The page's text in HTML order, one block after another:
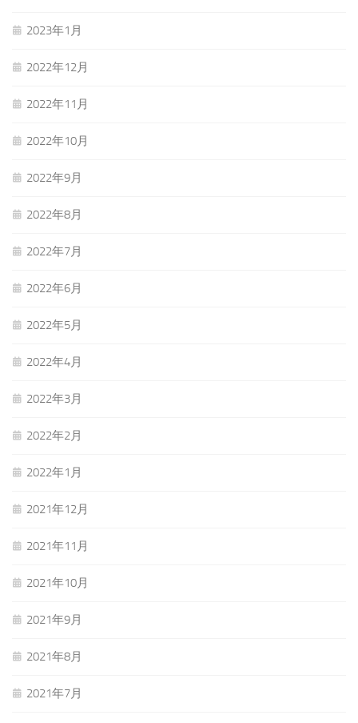
2023年1月
2022年12月
2022年11月
2022年10月
2022年9月
2022年8月
2022年7月
2022年6月
2022年5月
2022年4月
2022年3月
2022年2月
2022年1月
2021年12月
2021年11月
2021年10月
2021年9月
2021年8月
2021年7月